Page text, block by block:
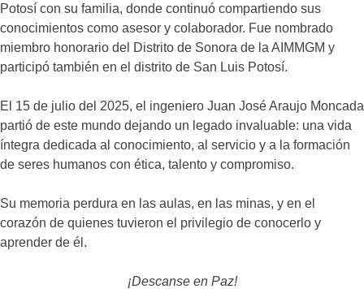
Potosí con su familia, donde continuó compartiendo sus
conocimientos como asesor y colaborador. Fue nombrado
miembro honorario del Distrito de Sonora de la AIMMGM y
participó también en el distrito de San Luis Potosí.
El 15 de julio del 2025, el ingeniero Juan José Araujo Moncada
partió de este mundo dejando un legado invaluable: una vida
íntegra dedicada al conocimiento, al servicio y a la formación
de seres humanos con ética, talento y compromiso.
Su memoria perdura en las aulas, en las minas, y en el
corazón de quienes tuvieron el privilegio de conocerlo y
aprender de él.
¡Descanse en Paz!